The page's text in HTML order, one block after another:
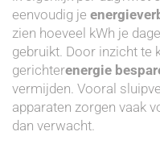
eenvoudig je
zien hoeveel kWh je
gebruikt. Door inzicht te
gerichterenergie
vermijden. Vooral
apparaten zorgen vaak
dan verwacht.